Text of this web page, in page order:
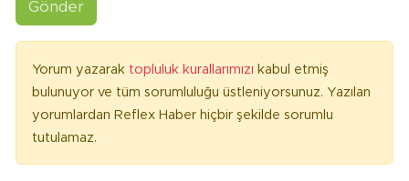
Gönder
Yorum yazarak topluluk kurallarımızı kabul etmiş
bulunuyor ve tüm sorumluluğu üstleniyorsunuz. Yazılan
yorumlardan Reflex Haber hiçbir şekilde sorumlu
tutulamaz.